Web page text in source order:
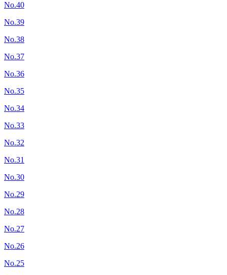
No.40
No.39
No.38
No.37
No.36
No.35
No.34
No.33
No.32
No.31
No.30
No.29
No.28
No.27
No.26
No.25